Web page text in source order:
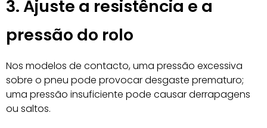
3. Ajuste a resistência e a
pressão do rolo
Nos modelos de contacto, uma pressão excessiva
sobre o pneu pode provocar desgaste prematuro;
uma pressão insuficiente pode causar derrapagens
ou saltos.